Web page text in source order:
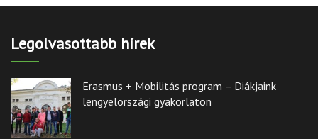
Legolvasottabb hírek
Erasmus + Mobilitás program – Diákjaink
lengyelországi gyakorlaton